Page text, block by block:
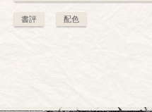
書評 配色